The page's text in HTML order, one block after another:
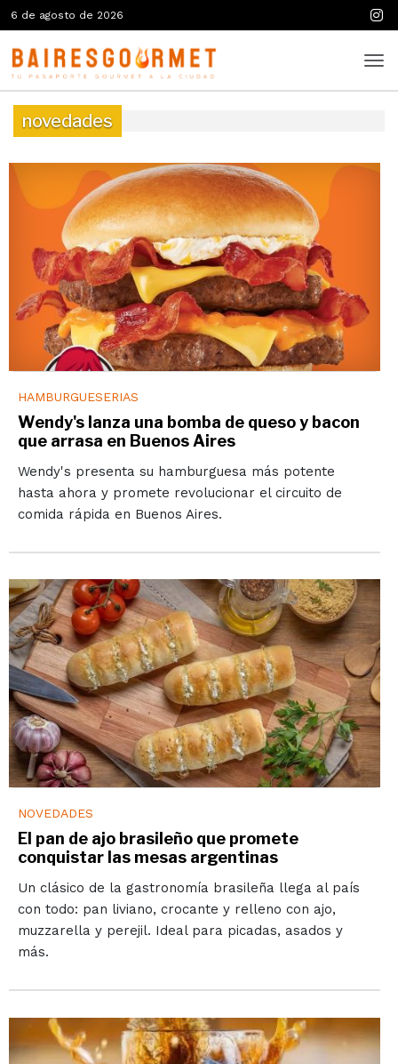
6 de agosto de 2026
novedades
HAMBURGUESERIAS
Wendy's lanza una bomba de queso y bacon
que arrasa en Buenos Aires
Wendy's presenta su hamburguesa más potente
hasta ahora y promete revolucionar el circuito de
comida rápida en Buenos Aires.
NOVEDADES
El pan de ajo brasileño que promete
conquistar las mesas argentinas
Un clásico de la gastronomía brasileña llega al país
con todo: pan liviano, crocante y relleno con ajo,
muzzarella y perejil. Ideal para picadas, asados y
más.